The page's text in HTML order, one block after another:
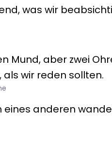
was wir
Mund, aber zwei
als wir reden sollten.
eines anderen